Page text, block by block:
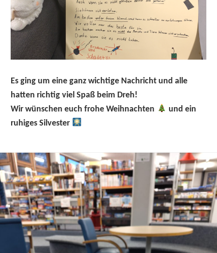
Es ging um eine ganz wichtige Nachricht und alle
hatten richtig viel Spaß beim Dreh!
Wir wünschen euch frohe Weihnachten
und ein
ruhiges Silvester